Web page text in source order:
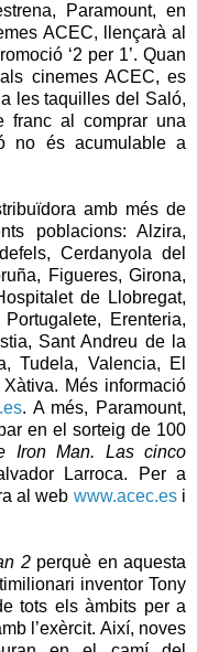
Paramount, en
ACEC, llençarà al
‘2 per 1’. Quan
als cinemes ACEC, es
les taquilles del Saló,
franc al comprar una
no és acumulable a
amb més de
poblacions: Alzira,
Cerdanyola del
Figueres, Girona,
de Llobregat,
Erenteria,
Sant Andreu de la
Tudela, Valencia, El
Més informació
. A més, Paramount,
en el sorteig de 100
Iron Man. Las cinco
Larroca. Per a
al web www.acec.esi
2perquè en aquesta
inventor Tony
tots els àmbits per a
l’exèrcit. Així, noves